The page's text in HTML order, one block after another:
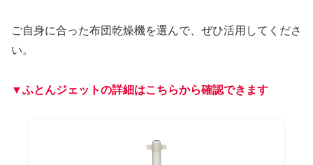
ご自身に合った布団乾燥機を選んで、ぜひ活用してくださ
い。
▼ふとんジェットの詳細はこちらから確認できます